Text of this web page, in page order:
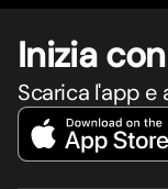
Inizia
Scarica l'app